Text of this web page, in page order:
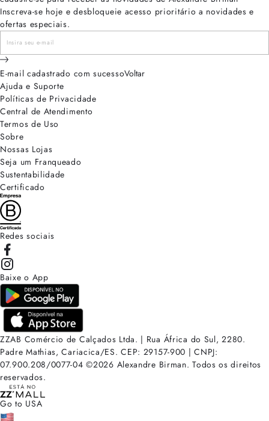
Inscreva-se hoje e desbloqueie acesso prioritário a novidades e
ofertas especiais.
E-mail cadastrado com sucessoVoltar
Ajuda e Suporte
Políticas de Privacidade
Central de Atendimento
Termos de Uso
Sobre
Nossas Lojas
Seja um Franqueado
Sustentabilidade
Certificado
Redes sociais
Baixe o App
ZZAB Comércio de Calçados Ltda. | Rua África do Sul, 2280.
Padre Mathias, Cariacica/ES. CEP: 29157-900 | CNPJ:
07.900.208/0077-04 ©2026 Alexandre Birman. Todos os direitos
reservados.
Go to USA